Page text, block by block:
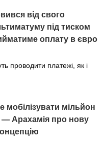
від свого
під тиском
оплату в євро
проводити платежі, як і
мобілізувати мільйон
— Арахамія про нову